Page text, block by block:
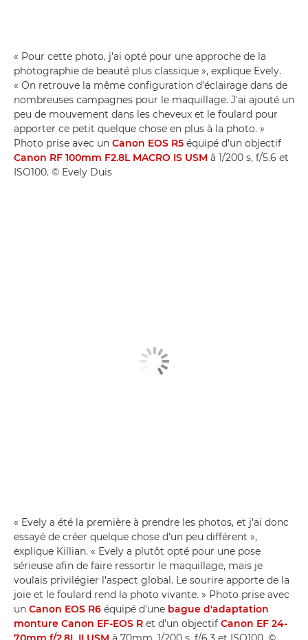
« Pour cette photo, j'ai opté pour une approche de la
photographie de beauté plus classique », explique Evely.
« On retrouve la même configuration d'éclairage dans de
nombreuses campagnes pour le maquillage. J'ai ajouté un
peu de mouvement dans les cheveux et le foulard pour
apporter ce petit quelque chose en plus à la photo. »
Photo prise avec un Canon EOS R5 équipé d'un objectif
Canon RF 100mm F2.8L MACRO IS USM à 1/200 s, f/5.6 et
ISO100. © Evely Duis
« Evely a été la première à prendre les photos, et j'ai donc
essayé de créer quelque chose d'un peu différent »,
explique Killian. « Evely a plutôt opté pour une pose
sérieuse afin de faire ressortir le maquillage, mais je
voulais privilégier l'aspect global. Le sourire apporte de la
joie et le foulard rend la photo vivante. » Photo prise avec
un Canon EOS R6 équipé d'une bague d'adaptation
monture Canon EF-EOS R et d'un objectif Canon EF 24-